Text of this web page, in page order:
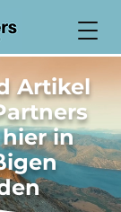
Artikel
in